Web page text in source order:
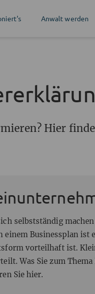
Anwalt werden
Hier
selbstständig
einem Businessplan ist
vorteilhaft ist.
Was Sie zum
Sie hier.